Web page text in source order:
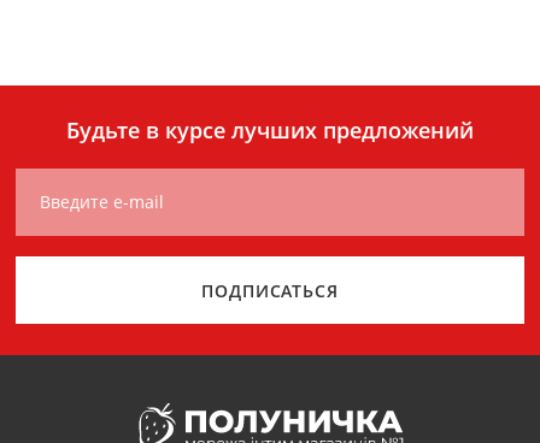
Будьте в курсе лучших предложений
Введите e-mail
ПОДПИСАТЬСЯ